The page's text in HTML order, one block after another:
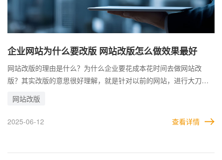
企业网站为什么要改版 网站改版怎么做效果最好
网站改版的理由是什么？为什么企业要花成本花时间去做网站改
版？其实改版的意思很好理解，就是针对以前的网站，进行大刀阔
很早，无论是网站的设计水平还是功能，都早已不符合当下最新的
市场，改版是势在必行的，否则迟早被行业所淘汰。 而且，用户也
通常在过一段时间后，都会进行相应的改版，以适应全新的市场。
网站改版
2025-06-12 查看详情